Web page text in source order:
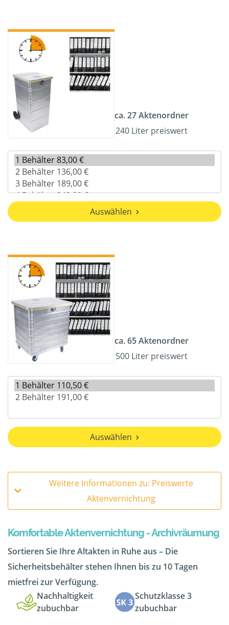
ca. 27 Aktenordner
240 Liter preiswert
Auswählen
ca. 65 Aktenordner
500 Liter preiswert
Auswählen
Weitere Informationen zu: Preiswerte
Aktenvernichtung
Komfortable Aktenvernichtung - Archivräumung
Sortieren Sie Ihre Altakten in Ruhe aus – Die
Sicherheitsbehälter stehen Ihnen bis zu 10 Tagen
mietfrei zur Verfügung.
Nachhaltigkeit
zubuchbar
Schutzklasse 3
zubuchbar